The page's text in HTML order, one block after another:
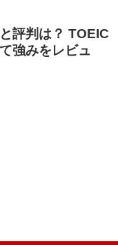
評判は？ TOEIC
強みをレビュ